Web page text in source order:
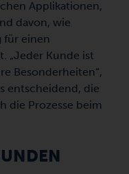
Applikationen,
davon, wie
für einen
„Jeder Kunde ist
Besonderheiten“,
entscheidend, die
die Prozesse beim